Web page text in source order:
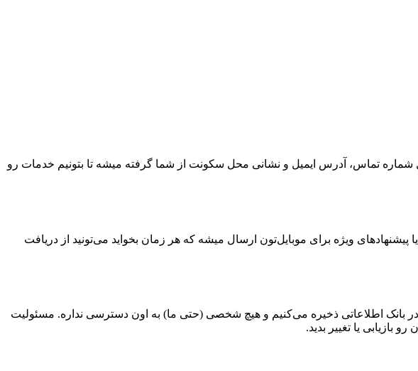
شماره تماس، آدرس ایمیل و نشانی محل سکونت از شما گرفته میشه تا بتونیم خدمات رو
ویژه برای موبایل‌تون ارسال میشه که هر زمان بخواید می‌تونید از دریافت
بانک اطلاعاتی ذخیره می‌کنیم و هیچ شخصی (حتی ما) به اون دسترسی نداره. مسئولیت
یا تغییر بدید.